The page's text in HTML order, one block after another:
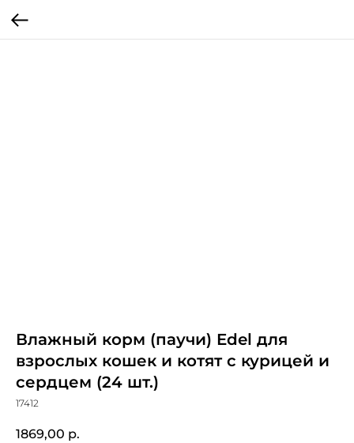
Влажный корм (паучи) Edel для
взрослых кошек и котят с курицей и
сердцем (24 шт.)
17412
1869,00 р.